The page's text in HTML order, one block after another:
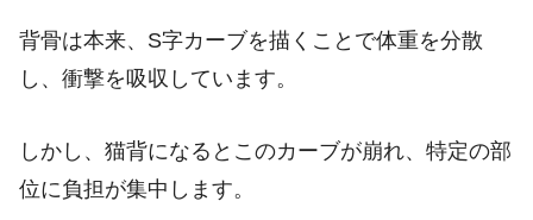
背骨は本来、S字カーブを描くことで体重を分散
し、衝撃を吸収しています。
しかし、猫背になるとこのカーブが崩れ、特定の部
位に負担が集中します。